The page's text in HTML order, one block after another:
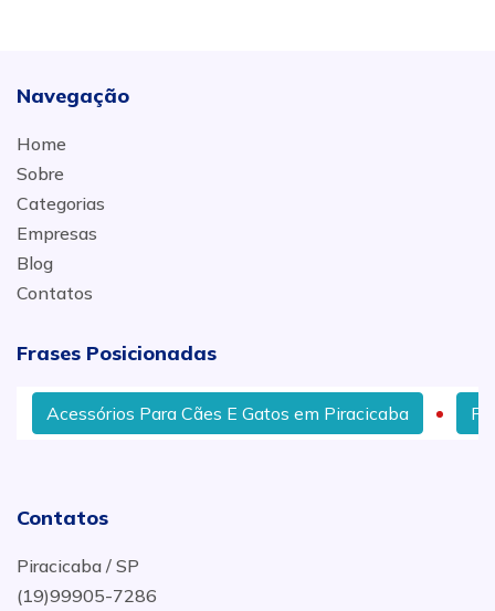
Navegação
Home
Sobre
Categorias
Empresas
Blog
Contatos
Frases Posicionadas
Acessórios Para Cães E Gatos em Piracicaba
Contatos
Piracicaba / SP
(19)99905-7286